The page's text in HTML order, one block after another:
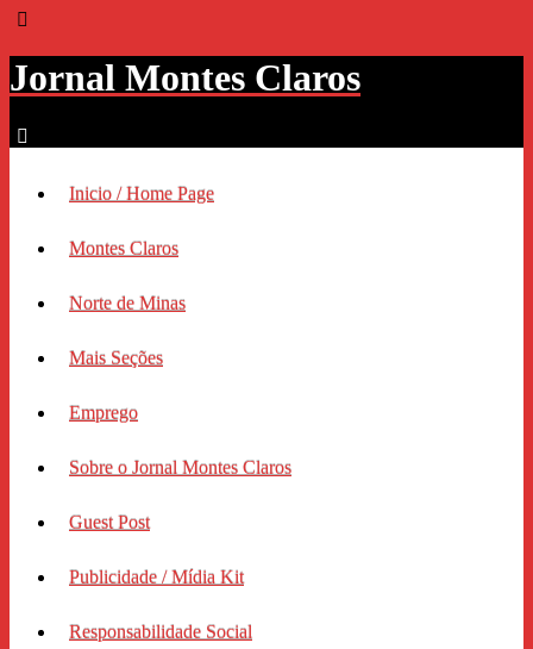
Jornal Montes Claros
Inicio / Home Page
Montes Claros
Norte de Minas
Mais Seções
Emprego
Sobre o Jornal Montes Claros
Guest Post
Publicidade / Mídia Kit
Responsabilidade Social